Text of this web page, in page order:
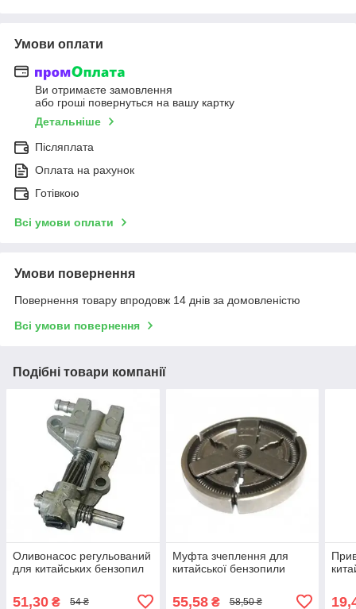
Умови оплати
Ви отримаєте замовлення
або гроші повернуться на вашу картку
Детальніше
Післяплата
Оплата на рахунок
Готівкою
Всі умови оплати
Умови повернення
Повернення товару впродовж 14 днів за домовленістю
Всі умови повернення
Подібні товари компанії
Оливонасос регульований
для китайських бензопил
51,30 ₴ 54 ₴
Муфта зчеплення для
китайської бензопили
55,58₴ 58,50 ₴